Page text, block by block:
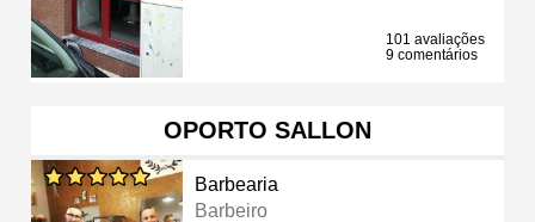
101 avaliações
9 comentários
OPORTO SALLON
Barbearia
Barbeiro